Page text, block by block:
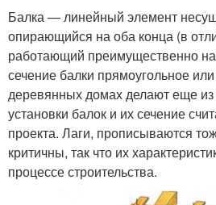
Балка — линейный элемент
опирающийся на оба конца (в
работающий преимущественно на
сечение балки прямоугольное
деревянных домах делают еще
установки балок и их сечение
проекта. Лаги, прописываются
критичны, так что их
процессе строительства.